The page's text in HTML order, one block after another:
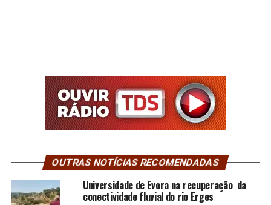
OUTRAS NOTÍCIAS RECOMENDADAS
Universidade de Évora na recuperação da
conectividade fluvial do rio Erges